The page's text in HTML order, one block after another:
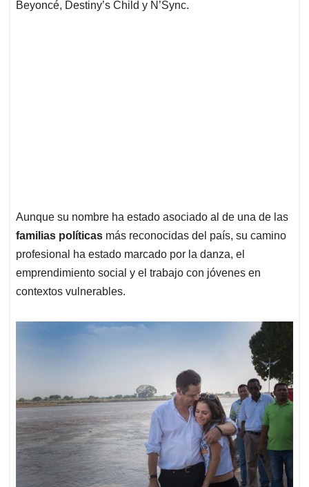
Beyoncé, Destiny’s Child y N’Sync.
Aunque su nombre ha estado asociado al de una de las
familias políticas más reconocidas del país, su camino
profesional ha estado marcado por la danza, el
emprendimiento social y el trabajo con jóvenes en
contextos vulnerables.